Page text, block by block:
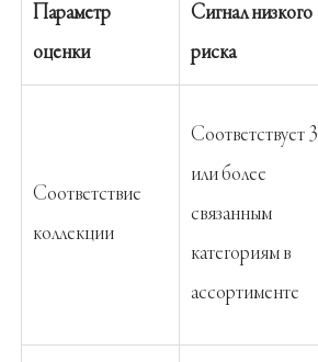
Параметр
оценки
Сигнал низкого
риска
Соответствие
коллекции
Соответствует 3
или более
связанным
категориям в
ассортименте